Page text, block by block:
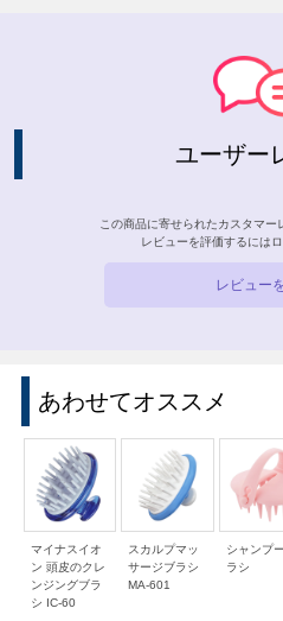
ユーザー
この商品に寄せられたカスタマー
レビューを評価するには
レビュー
あわせてオススメ
マイナスイオ
ン 頭皮のクレ
ンジングブラ
シ IC-60
スカルプマッ
サージブラシ
MA-601
シャンプ
ラシ